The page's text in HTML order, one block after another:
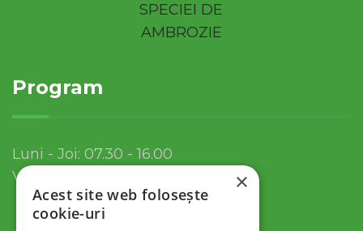
Program
Luni - Joi: 07.30 - 16.00
Vineri: 07.30 - 13.30
×
Acest site web folosește
cookie-uri